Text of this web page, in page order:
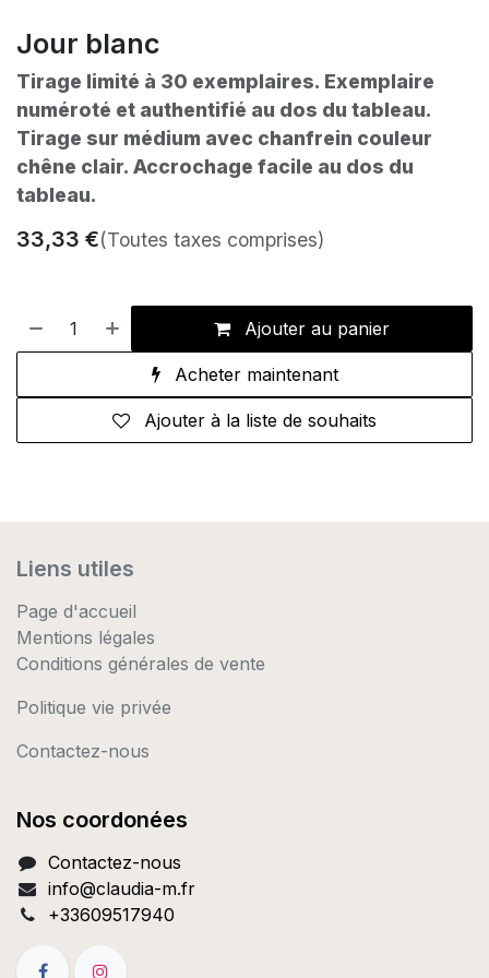
Jour blanc
Tirage limité à 30 exemplaires. Exemplaire
numéroté et authentifié au dos du tableau.
Tirage sur médium avec chanfrein couleur
chêne clair. Accrochage facile au dos du
tableau.
33,33 €(Toutes taxes comprises)
Ajouter au panier
Acheter maintenant
Ajouter à la liste de souhaits
Liens utiles
Page d'accueil
Mentions légales
Conditions générales de vente
Politique vie privée
Contactez-nous
Nos coordonées
Contactez-nous
info@claudia-m.fr
+33609517940